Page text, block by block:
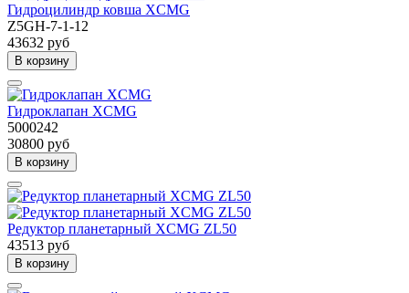
Гидроцилиндр ковша XCMG
Z5GH-7-1-12
43632 руб
В корзину
Гидроклапан XCMG
5000242
30800 руб
В корзину
Редуктор планетарный XCMG ZL50
43513 руб
В корзину